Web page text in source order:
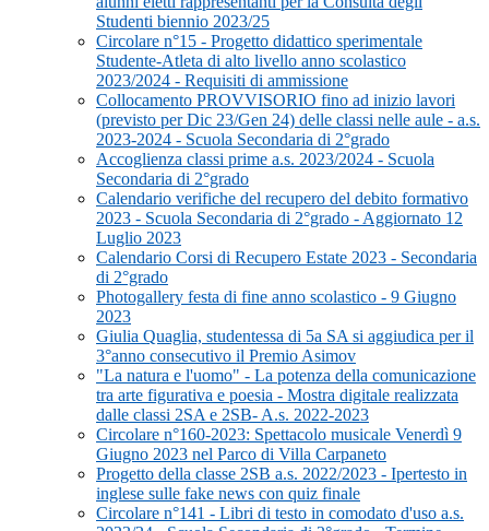
Studenti biennio 2023/25
Circolare n°15 - Progetto didattico sperimentale
Studente-Atleta di alto livello anno scolastico
2023/2024 - Requisiti di ammissione
Collocamento PROVVISORIO fino ad inizio lavori
(previsto per Dic 23/Gen 24) delle classi nelle aule - a.s.
2023-2024 - Scuola Secondaria di 2°grado
Accoglienza classi prime a.s. 2023/2024 - Scuola
Secondaria di 2°grado
Calendario verifiche del recupero del debito formativo
2023 - Scuola Secondaria di 2°grado - Aggiornato 12
Luglio 2023
Calendario Corsi di Recupero Estate 2023 - Secondaria
di 2°grado
Photogallery festa di fine anno scolastico - 9 Giugno
2023
Giulia Quaglia, studentessa di 5a SA si aggiudica per il
3°anno consecutivo il Premio Asimov
"La natura e l'uomo" - La potenza della comunicazione
tra arte figurativa e poesia - Mostra digitale realizzata
dalle classi 2SA e 2SB- A.s. 2022-2023
Circolare n°160-2023: Spettacolo musicale Venerdì 9
Giugno 2023 nel Parco di Villa Carpaneto
Progetto della classe 2SB a.s. 2022/2023 - Ipertesto in
inglese sulle fake news con quiz finale
Circolare n°141 - Libri di testo in comodato d'uso a.s.